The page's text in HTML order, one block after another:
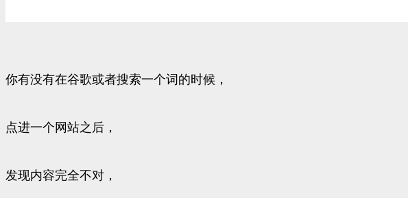
你有没有在谷歌或者搜索一个词的时候，
点进一个网站之后，
发现内容完全不对，